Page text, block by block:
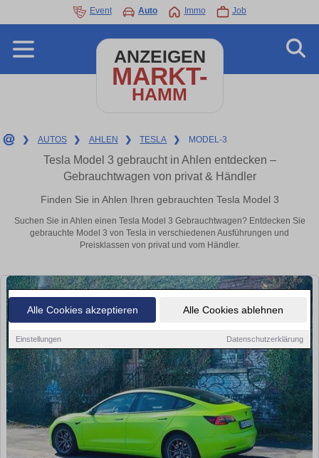
Alle Cookies akzeptieren Alle Cookies ablehnen
Einstellungen Datenschutzerklärung
Event Auto Immo Job
ANZEIGEN
MARKT-
HAMM
❯ AUTOS ❯ AHLEN ❯ TESLA ❯ MODEL-3
Tesla Model 3 gebraucht in Ahlen entdecken –
Gebrauchtwagen von privat & Händler
Finden Sie in Ahlen Ihren gebrauchten Tesla Model 3
Suchen Sie in Ahlen einen Tesla Model 3 Gebrauchtwagen? Entdecken Sie
gebrauchte Model 3 von Tesla in verschiedenen Ausführungen und
Preisklassen von privat und vom Händler.